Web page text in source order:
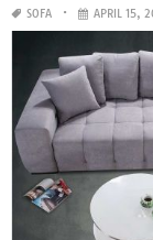
SOFA APRIL 15,